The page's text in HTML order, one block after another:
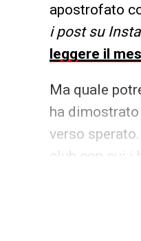
apostrofato
i post su
leggere il
Ma quale
ha
verso
club con cui